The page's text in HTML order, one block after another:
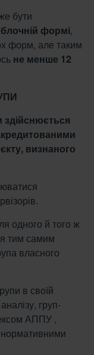
бути
формі,
форм, але таким
не менше 12
здійснюється
визнаного
одного й того ж
тим самим
власного
в своїй
груп-
АППУ ,
нормативними